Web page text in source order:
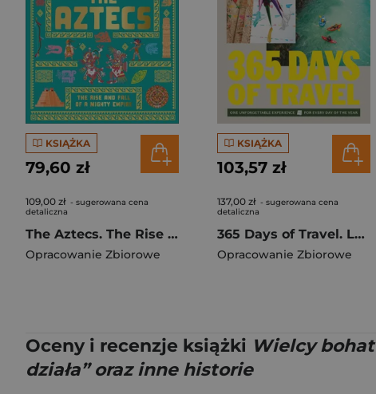
KSIĄŻKA
79,60 zł
109,00 zł - sugerowana cena
detaliczna
The Aztecs. The Rise and Fall of a Mighty Empire
Opracowanie Zbiorowe
KSIĄŻKA
103,57 zł
137,00 zł - sugerowana cena
detaliczna
365 Days of Travel. Lonely Planet
Opracowanie Zbiorowe
Oceny i recenzje książki Wielcy
działa” oraz inne historie